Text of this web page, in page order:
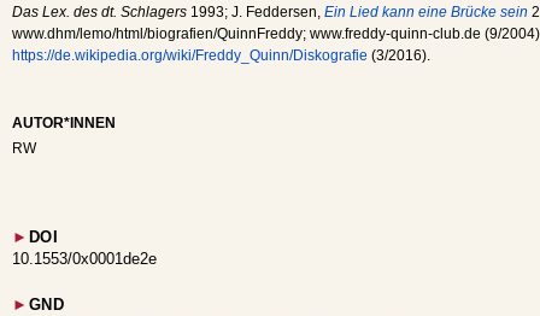
Das Lex. des dt. Schlagers 1993; J. Feddersen, Ein Lied kann eine Brücke sein
www.dhm/lemo/html/biografien/QuinnFreddy; www.freddy-quinn-club.de (9/
https://de.wikipedia.org/wiki/Freddy_Quinn/Diskografie (3/2016).
AUTOR*INNEN
RW
► DOI
10.1553/0x0001de2e
► GND